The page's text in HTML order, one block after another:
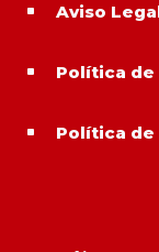
^ Aviso
^ Política de
^ Política de